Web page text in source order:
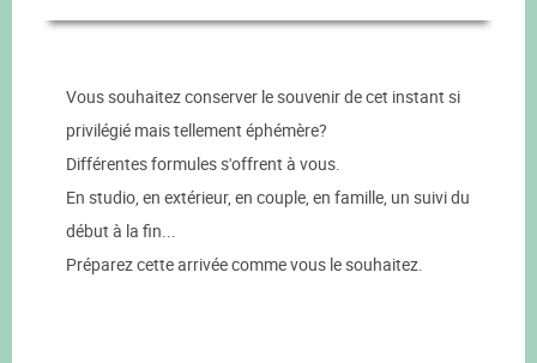
Vous souhaitez conserver le souvenir de cet instant si
privilégié mais tellement éphémère?
Différentes formules s'offrent à vous.
En studio, en extérieur, en couple, en famille, un suivi du
début à la fin...
Préparez cette arrivée comme vous le souhaitez.